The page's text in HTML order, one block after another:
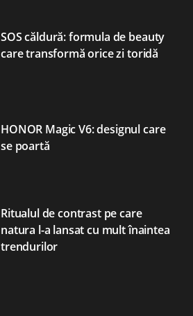
SOS căldură: formula de beauty
care transformă orice zi toridă
HONOR Magic V6: designul care
se poartă
Ritualul de contrast pe care
natura l-a lansat cu mult înaintea
trendurilor